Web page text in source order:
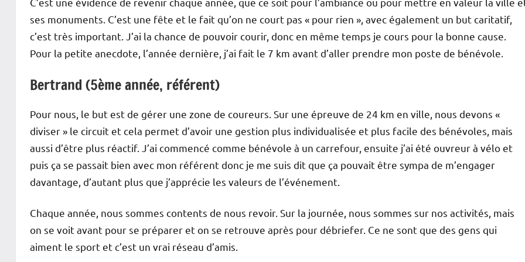
ses monuments. C’est une fête et le fait qu’on ne court pas « pour rien », avec également un but caritatif,
c’est très important. J’ai la chance de pouvoir courir, donc en même temps je cours pour la bonne cause.
Pour la petite anecdote, l’année dernière, j’ai fait le 7 km avant d’aller prendre mon poste de bénévole.
Bertrand (5ème année, référent)
Pour nous, le but est de gérer une zone de coureurs. Sur une épreuve de 24 km en ville, nous devons «
diviser » le circuit et cela permet d’avoir une gestion plus individualisée et plus facile des bénévoles, mais
aussi d’être plus réactif. J’ai commencé comme bénévole à un carrefour, ensuite j’ai été ouvreur à vélo et
puis ça se passait bien avec mon référent donc je me suis dit que ça pouvait être sympa de m’engager
davantage, d’autant plus que j’apprécie les valeurs de l’événement.
Chaque année, nous sommes contents de nous revoir. Sur la journée, nous sommes sur nos activités, mais
on se voit avant pour se préparer et on se retrouve après pour débriefer. Ce ne sont que des gens qui
aiment le sport et c’est un vrai réseau d’amis.